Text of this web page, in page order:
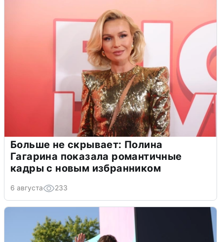
Больше не скрывает: Полина
Гагарина показала романтичные
кадры с новым избранником
6 августа 233